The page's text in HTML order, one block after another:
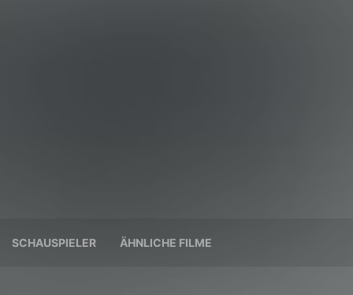
SCHAUSPIELER ÄHNLICHE FILME